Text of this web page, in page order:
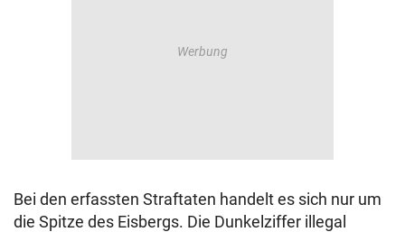
Bei den erfassten Straftaten handelt es sich nur um
die Spitze des Eisbergs. Die Dunkelziffer illegal